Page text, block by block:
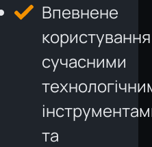
Впевнене
користування
сучасними
та